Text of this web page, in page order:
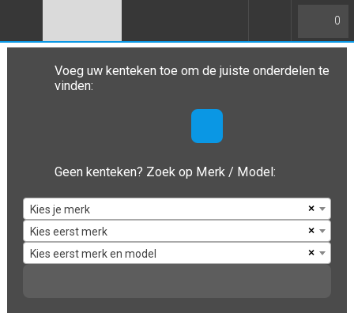
0
Voeg uw kenteken toe om de juiste onderdelen te
vinden:
Geen kenteken? Zoek op Merk / Model:
×
Kies je merk
×
Kies eerst merk
×
Kies eerst merk en model